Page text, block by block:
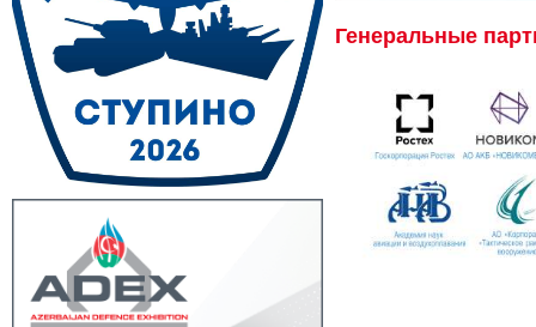
Генеральные